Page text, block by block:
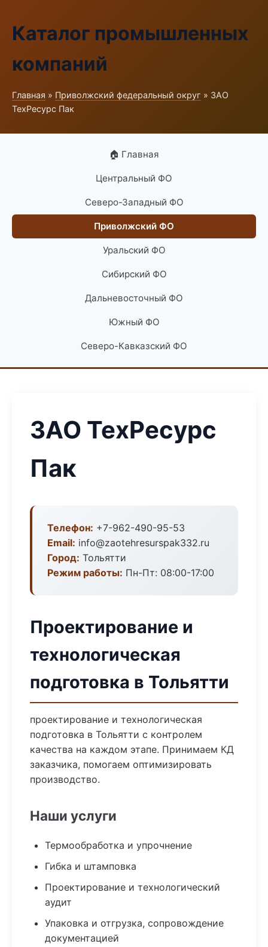
Каталог промышленных
компаний
Главная » Приволжский федеральный округ » ЗАО
ТехРесурс Пак
🏠 Главная
Центральный ФО
Северо-Западный ФО
Приволжский ФО
Уральский ФО
Сибирский ФО
Дальневосточный ФО
Южный ФО
Северо-Кавказский ФО
ЗАО ТехРесурс
Пак
Телефон: +7-962-490-95-53
Email: info@zaotehresurspak332.ru
Город: Тольятти
Режим работы: Пн-Пт: 08:00-17:00
Проектирование и
технологическая
подготовка в Тольятти
проектирование и технологическая
подготовка в Тольятти с контролем
качества на каждом этапе. Принимаем КД
заказчика, помогаем оптимизировать
производство.
Наши услуги
Термообработка и упрочнение
Гибка и штамповка
Проектирование и технологический
аудит
Упаковка и отгрузка, сопровождение
документацией